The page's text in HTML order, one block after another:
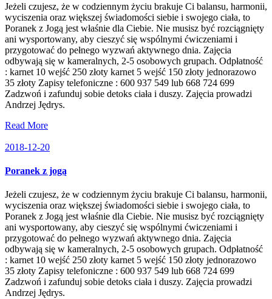
Jeżeli czujesz, że w codziennym życiu brakuje Ci balansu, harmonii,
wyciszenia oraz większej świadomości siebie i swojego ciała, to
Poranek z Jogą jest właśnie dla Ciebie. Nie musisz być rozciągnięty
ani wysportowany, aby cieszyć się wspólnymi ćwiczeniami i
przygotować do pełnego wyzwań aktywnego dnia. Zajęcia
odbywają się w kameralnych, 2-5 osobowych grupach. Odpłatność
: karnet 10 wejść 250 złoty karnet 5 wejść 150 złoty jednorazowo
35 złoty Zapisy telefoniczne : 600 937 549 lub 668 724 699
Zadzwoń i zafunduj sobie detoks ciała i duszy. Zajęcia prowadzi
Andrzej Jędrys.
Read More
2018-12-20
Poranek z jogą
Jeżeli czujesz, że w codziennym życiu brakuje Ci balansu, harmonii,
wyciszenia oraz większej świadomości siebie i swojego ciała, to
Poranek z Jogą jest właśnie dla Ciebie. Nie musisz być rozciągnięty
ani wysportowany, aby cieszyć się wspólnymi ćwiczeniami i
przygotować do pełnego wyzwań aktywnego dnia. Zajęcia
odbywają się w kameralnych, 2-5 osobowych grupach. Odpłatność
: karnet 10 wejść 250 złoty karnet 5 wejść 150 złoty jednorazowo
35 złoty Zapisy telefoniczne : 600 937 549 lub 668 724 699
Zadzwoń i zafunduj sobie detoks ciała i duszy. Zajęcia prowadzi
Andrzej Jędrys.